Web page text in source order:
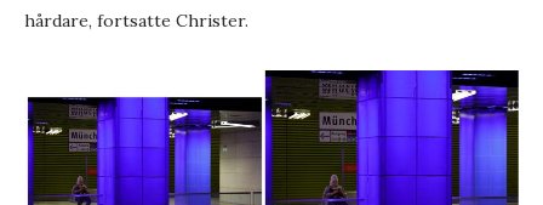
hårdare, fortsatte Christer.